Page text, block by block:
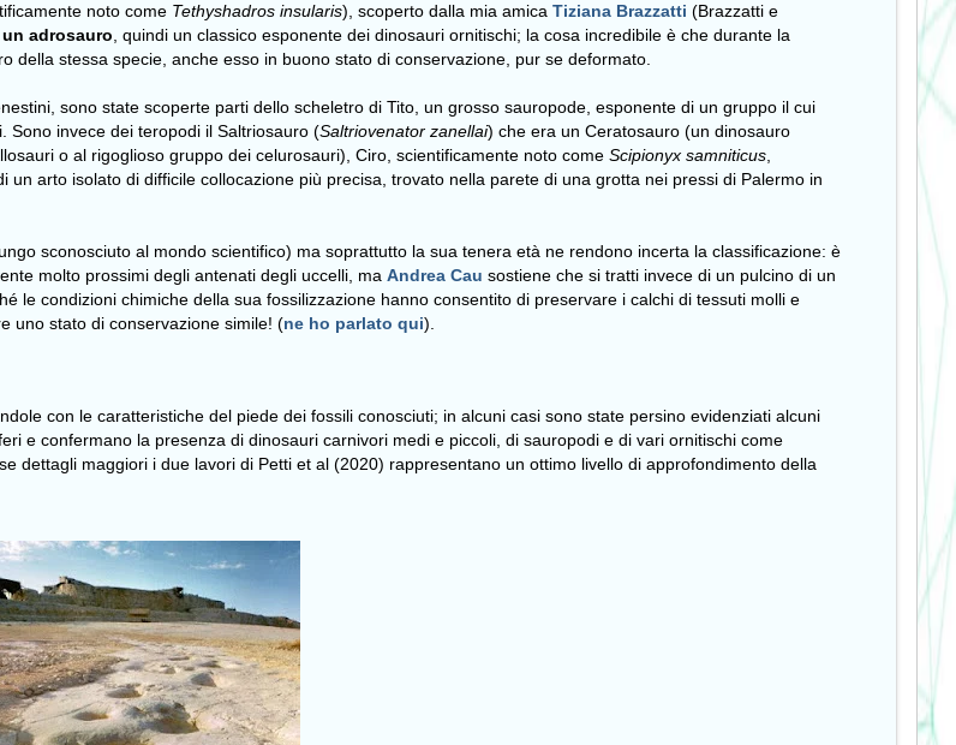
noto come Tethyshadros insularis), scoperto dalla mia amica Tiziana Brazzatti (Brazzatti e
un adrosauro , quindi un classico esponente dei dinosauri ornitischi; la cosa incredibile è che durante la
della stessa specie, anche esso in buono stato di conservazione, pur se deformato.
sono state scoperte parti dello scheletro di Tito , un grosso sauropode, esponente di un gruppo il cui
Sono invece dei teropodi il Saltriosauro (Saltriovenator zanellai) che era un Ceratosauro (un dinosauro
o al rigoglioso gruppo dei celurosauri), Ciro , scientificamente noto come Scipionyx samniticus
un arto isolato di difficile collocazione più precisa, trovato nella parete di una grotta nei pressi di Palermo in
sconosciuto al mondo scientifico) ma soprattutto la sua tenera età ne rendono incerta la classificazione: è
molto prossimi degli antenati degli uccelli, ma Andrea Cau sostiene che si tratti invece di un pulcino di un
le condizioni chimiche della sua fossilizzazione hanno consentito di preservare i calchi di tessuti molli e
uno stato di conservazione simile! (ne ho parlato qui).
con le caratteristiche del piede dei fossili conosciuti; in alcuni casi sono state persino evidenziati alcuni
e confermano la presenza di dinosauri carnivori medi e piccoli, di sauropodi e di vari ornitischi come
dettagli maggiori i due lavori di Petti et al (2020) rappresentano un ottimo livello di approfondimento della